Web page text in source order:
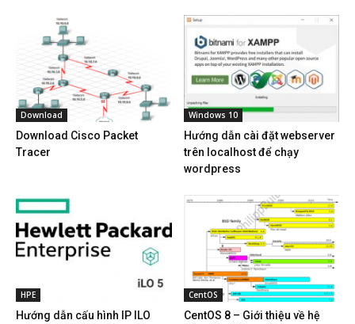
Download
Download Cisco Packet
Tracer
Windows 10
Hướng dẫn cài đặt webserver
trên localhost để chạy
wordpress
HPE
Hướng dẫn cấu hình IP ILO
CentOS
CentOS 8 – Giới thiệu về hệ